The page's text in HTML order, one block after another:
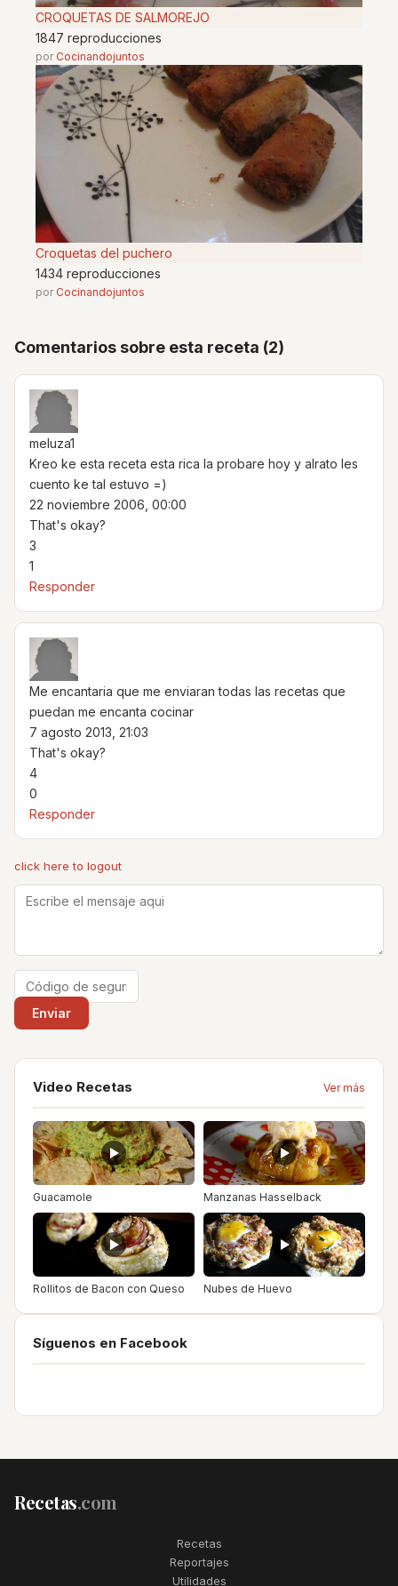
CROQUETAS DE SALMOREJO
1847 reproducciones
por Cocinandojuntos
Croquetas del puchero
1434 reproducciones
por Cocinandojuntos
Comentarios sobre esta receta (2)
meluza1
Kreo ke esta receta esta rica la probare hoy y alrato les
cuento ke tal estuvo =)
22 noviembre 2006, 00:00
That's okay?
3
1
Responder
Me encantaria que me enviaran todas las recetas que
puedan me encanta cocinar
7 agosto 2013, 21:03
That's okay?
4
0
Responder
click here to logout
Video Recetas Ver más
Guacamole Manzanas Hasselback
Rollitos de Bacon con Queso Nubes de Huevo
Síguenos en Facebook
Recetas.com
Recetas
Reportajes
Utilidades